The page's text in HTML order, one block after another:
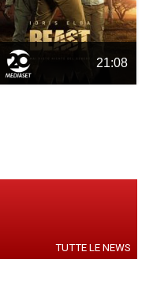
21:08
TUTTE LE NEWS